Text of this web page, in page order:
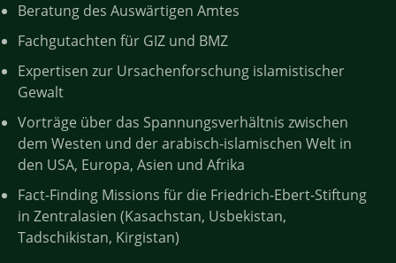
Beratung des Auswärtigen Amtes
Fachgutachten für GIZ und BMZ
Expertisen zur Ursachenforschung islamistischer
Gewalt
Vorträge über das Spannungsverhältnis zwischen
dem Westen und der arabisch-islamischen Welt in
den USA, Europa, Asien und Afrika
Fact-Finding Missions für die Friedrich-Ebert-Stiftung
in Zentralasien (Kasachstan, Usbekistan,
Tadschikistan, Kirgistan)